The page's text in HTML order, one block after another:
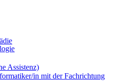
Assistenz)
in mit der Fachrichtung